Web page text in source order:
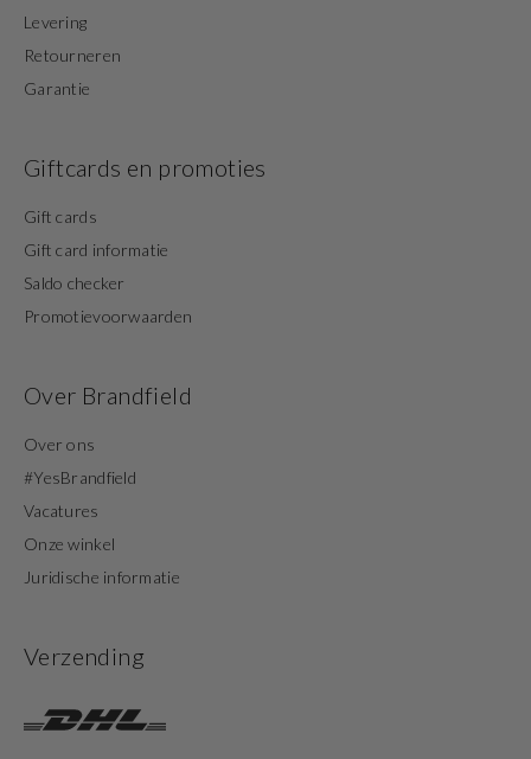
Levering
Retourneren
Garantie
Giftcards en promoties
Gift cards
Gift card informatie
Saldo checker
Promotievoorwaarden
Over Brandfield
Over ons
#YesBrandfield
Vacatures
Onze winkel
Juridische informatie
Verzending